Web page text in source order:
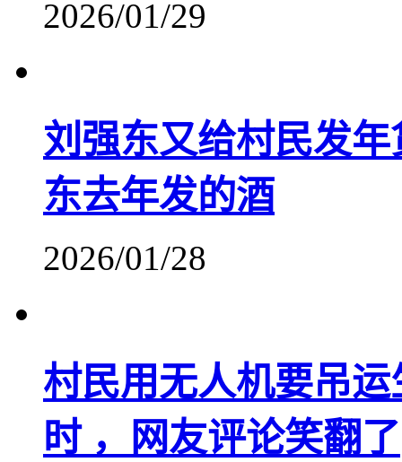
2026/01/29
刘强东又给村民发
东去年发的酒
2026/01/28
村民用无人机要吊
时 ，网友评论笑翻了